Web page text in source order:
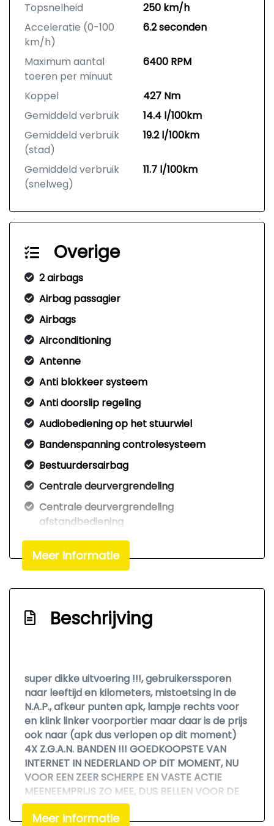
Topsnelheid
250 km/h
Acceleratie (0-100
km/h)
6.2 seconden
Maximum aantal
toeren per minuut
6400 RPM
Koppel
427 Nm
Gemiddeld verbruik
14.4 l/100km
Gemiddeld verbruik
(stad)
19.2 l/100km
Gemiddeld verbruik
(snelweg)
11.7 l/100km
Overige
2 airbags
Airbag passagier
Airbags
Airconditioning
Antenne
Anti blokkeer systeem
Anti doorslip regeling
Audiobediening op het stuurwiel
Bandenspanning controlesysteem
Bestuurdersairbag
Centrale deurvergrendeling
Centrale deurvergrendeling
afstandbediening
Elek. bedienbare ramen
Elek. verstelbare stoelen
Elektrisch verstelbare buitenspiegels
Hoofd airbag(s) achter
Hoofd airbag(s) voor
In hoogte verstelbaar stuur
Keyless start
Koplampen sproeier
Lichtsensor
Metallic lak
Meer informatie
Beschrijving
super dikke uitvoering !!!, gebruikerssporen
naar leeftijd en kilometers, mistoetsing in de
N.A.P., afkeur punten apk, lampje rechts voor
en klink linker voorportier maar daar is de prijs
ook naar (apk dus verlopen op dit moment)
4X Z.G.A.N. BANDEN !!! GOEDKOOPSTE VAN
INTERNET IN NEDERLAND OP DIT MOMENT, NU
VOOR EEN ZEER SCHERPE EN VASTE ACTIE
MEENEEMPRIJS ZO MEE, DUS BELLEN VOOR DE
LAATSTE PRIJS EN OF BIEDEN OP DEZE AUTO
HEEFT GEEN ENKELE ZIN !!! VASTE PRIJS !!! FIXED
Meer informatie